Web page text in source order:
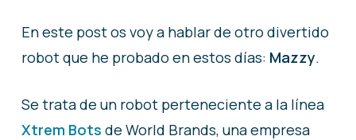
En este post os voy a hablar de otro divertido
robot que he probado en estos días: Mazzy.
Se trata de un robot perteneciente a la línea
Xtrem Bots de World Brands, una empresa